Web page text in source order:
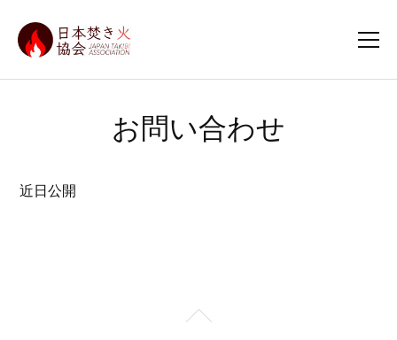
お問い合わせ
近日公開